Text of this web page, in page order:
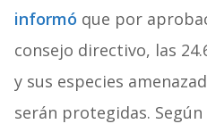
informó que por
consejo directivo, las
y sus especies
serán protegidas.